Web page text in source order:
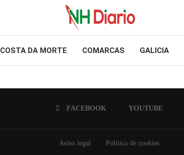
COSTA DA MORTE COMARCAS GALICIA
FACEBOOK YOUTUBE
Aviso legal Política de cookies